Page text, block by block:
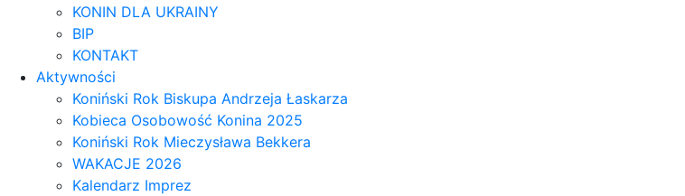
KONIN DLA UKRAINY
BIP
KONTAKT
Aktywności
Koniński Rok Biskupa Andrzeja Łaskarza
Kobieca Osobowość Konina 2025
Koniński Rok Mieczysława Bekkera
WAKACJE 2026
Kalendarz Imprez